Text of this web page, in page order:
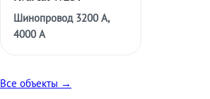
Шинопровод 3200 А,
4000 А
Все объекты →